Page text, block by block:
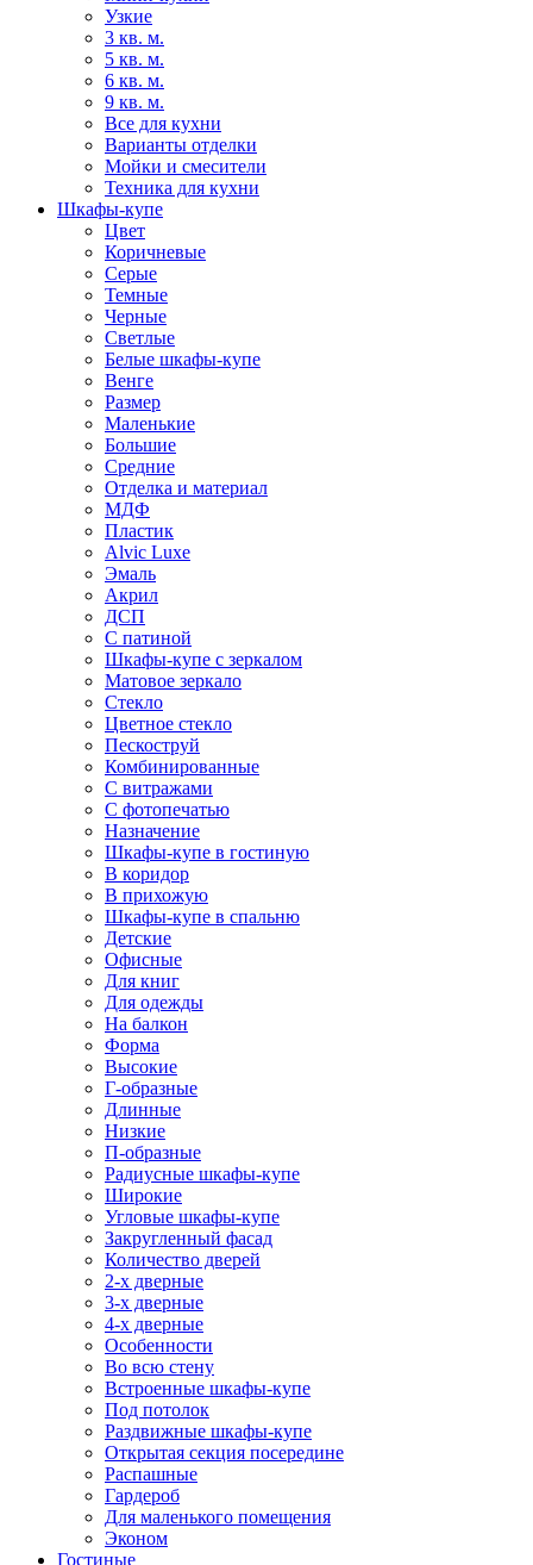
Узкие
3 кв. м.
5 кв. м.
6 кв. м.
9 кв. м.
Все для кухни
Варианты отделки
Мойки и смесители
Техника для кухни
Шкафы-купе
Цвет
Коричневые
Серые
Темные
Черные
Светлые
Белые шкафы-купе
Венге
Размер
Маленькие
Большие
Средние
Отделка и материал
МДФ
Пластик
Alvic Luxe
Эмаль
Акрил
ДСП
С патиной
Шкафы-купе с зеркалом
Матовое зеркало
Стекло
Цветное стекло
Пескоструй
Комбинированные
С витражами
С фотопечатью
Назначение
Шкафы-купе в гостиную
В коридор
В прихожую
Шкафы-купе в спальню
Детские
Офисные
Для книг
Для одежды
На балкон
Форма
Высокие
Г-образные
Длинные
Низкие
П-образные
Радиусные шкафы-купе
Широкие
Угловые шкафы-купе
Закругленный фасад
Количество дверей
2-х дверные
3-х дверные
4-х дверные
Особенности
Во всю стену
Встроенные шкафы-купе
Под потолок
Раздвижные шкафы-купе
Открытая секция посередине
Распашные
Гардероб
Для маленького помещения
Эконом
Гостиные